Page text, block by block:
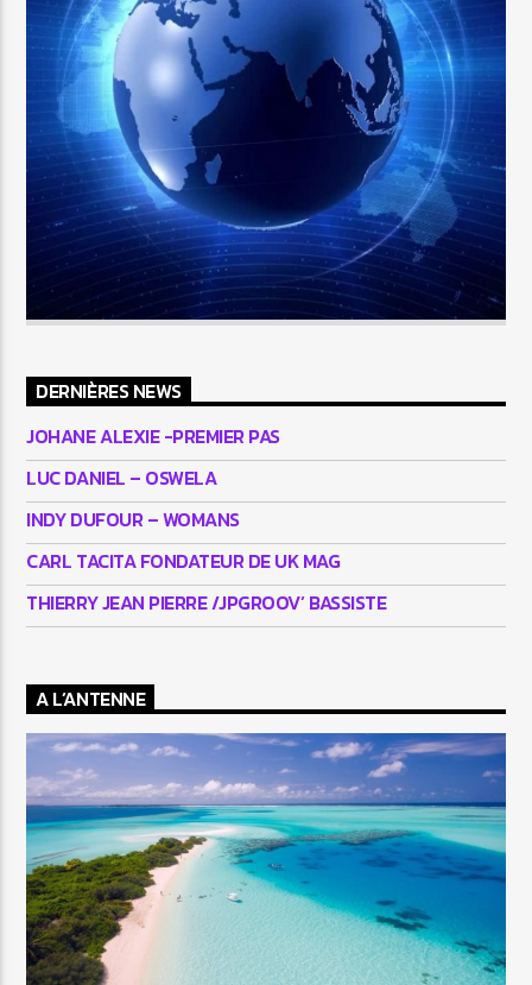
DERNIÈRES NEWS
JOHANE ALEXIE -PREMIER PAS
LUC DANIEL – OSWELA
INDY DUFOUR – WOMANS
CARL TACITA FONDATEUR DE UK MAG
THIERRY JEAN PIERRE /JPGROOV’ BASSISTE
A L’ANTENNE